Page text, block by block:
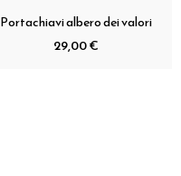
Portachiavi albero dei valori
29,00 €